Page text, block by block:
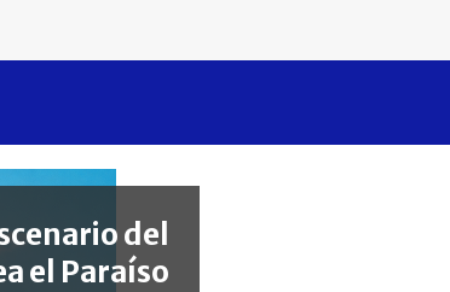
del
el Paraíso